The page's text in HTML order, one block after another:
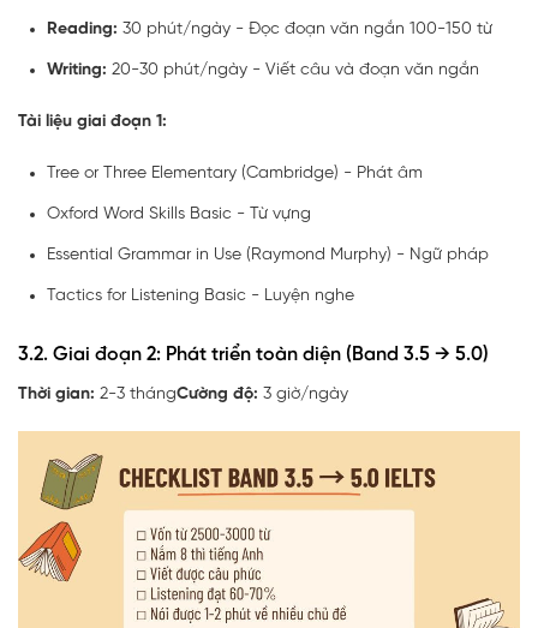
Reading: 30 phút/ngày - Đọc đoạn văn ngắn 100-150 từ
Writing: 20-30 phút/ngày - Viết câu và đoạn văn ngắn
Tài liệu giai đoạn 1:
Tree or Three Elementary (Cambridge) - Phát âm
Oxford Word Skills Basic - Từ vựng
Essential Grammar in Use (Raymond Murphy) - Ngữ pháp
Tactics for Listening Basic - Luyện nghe
3.2. Giai đoạn 2: Phát triển toàn diện (Band 3.5 → 5.0)
Thời gian: 2-3 thángCường độ: 3 giờ/ngày